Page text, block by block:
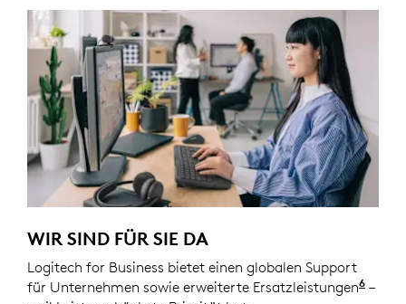
WIR SIND FÜR SIE DA
Logitech for Business bietet einen globalen Support
für Unternehmen sowie erweiterte Ersatzleistungen6 –